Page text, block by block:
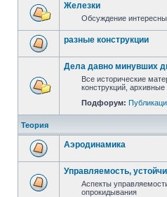
Железки
Обсуждение
разные конструкции
Дела давно минувших
Все исторические
конструкций, архивные
Подфорум:
Теория
Аэродинамика
Управляемость,
Аспекты
опрокидывания